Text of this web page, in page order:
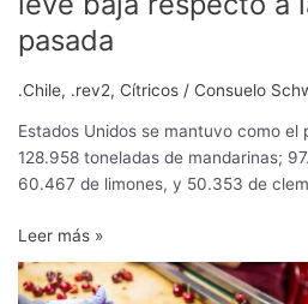
pasada
.Chile, .rev2, Cítricos / Consuelo
Estados Unidos se mantuvo como
128.958 toneladas de mandarinas;
60.467 de limones, y 50.353 de
Leer más »
Exportaciones
chilenas